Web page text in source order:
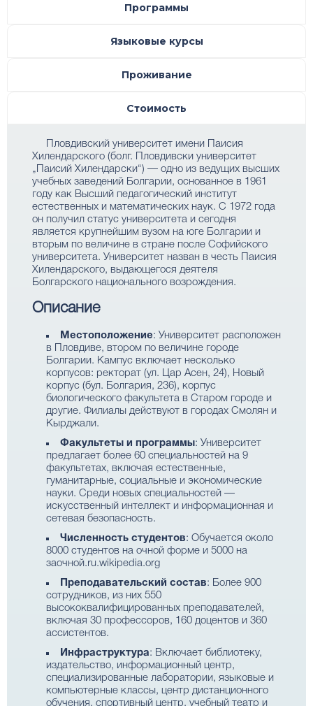
Программы
Языковые курсы
Проживание
Стоимость
Пловдивский университет имени Паисия
Хилендарского (болг. Пловдивски университет
„Паисий Хилендарски“) — одно из ведущих высших
учебных заведений Болгарии, основанное в 1961
году как Высший педагогический институт
естественных и математических наук. С 1972 года
он получил статус университета и сегодня
является крупнейшим вузом на юге Болгарии и
вторым по величине в стране после Софийского
университета. Университет назван в честь Паисия
Хилендарского, выдающегося деятеля
Болгарского национального возрождения.
Описание
Местоположение: Университет расположен
в Пловдиве, втором по величине городе
Болгарии. Кампус включает несколько
корпусов: ректорат (ул. Цар Асен, 24), Новый
корпус (бул. Болгария, 236), корпус
биологического факультета в Старом городе и
другие. Филиалы действуют в городах Смолян и
Кырджали.
Факультеты и программы: Университет
предлагает более 60 специальностей на 9
факультетах, включая естественные,
гуманитарные, социальные и экономические
науки. Среди новых специальностей —
искусственный интеллект и информационная и
сетевая безопасность.
Численность студентов: Обучается около
8000 студентов на очной форме и 5000 на
заочной.ru.wikipedia.org
Преподавательский состав: Более 900
сотрудников, из них 550
высококвалифицированных преподавателей,
включая 30 профессоров, 160 доцентов и 360
ассистентов.
Инфраструктура: Включает библиотеку,
издательство, информационный центр,
специализированные лаборатории, языковые и
компьютерные классы, центр дистанционного
обучения, спортивный центр, учебный театр и